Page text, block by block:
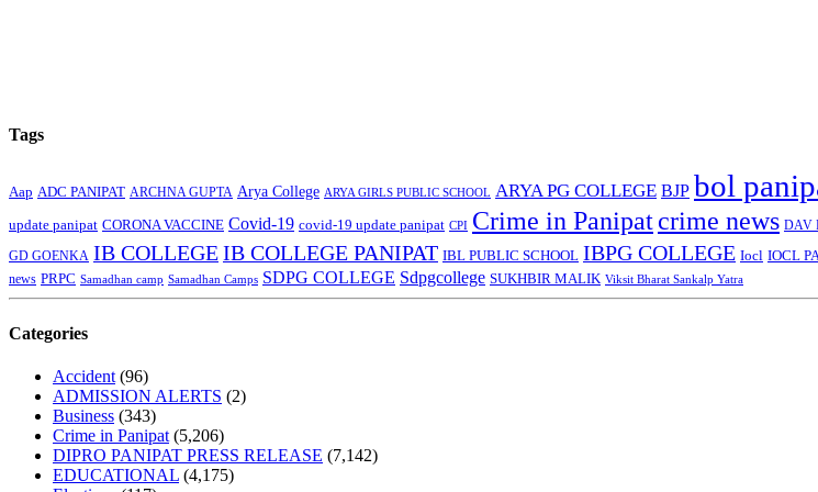
Tags
Aap ADC PANIPAT ARCHNA GUPTA Arya College ARYA GIRLS PUBLIC SCHOOL ARYA PG COLLEGE BJP bol
update panipat CORONA VACCINE Covid-19 covid-19 update panipat CPI Crime in Panipatcrime news DAV
GD GOENKA IB COLLEGEIB COLLEGE PANIPAT IBL PUBLIC SCHOOL IBPG COLLEGE Iocl IOCL
news PRPC Samadhan camp Samadhan Camps SDPG COLLEGE Sdpgcollege SUKHBIR MALIK Viksit Bharat Sankalp Yatra
Categories
Accident (96)
ADMISSION ALERTS (2)
Business (343)
Crime in Panipat (5,206)
DIPRO PANIPAT PRESS RELEASE (7,142)
EDUCATIONAL (4,175)